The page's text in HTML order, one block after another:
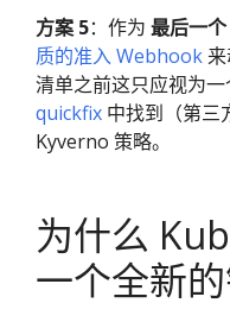
方案 5：作为 最后一个
质的准入 Webhook
清单之前这只应视为
quickfix 中找到（第三
Kyverno 策略。
为什么
一个全新的